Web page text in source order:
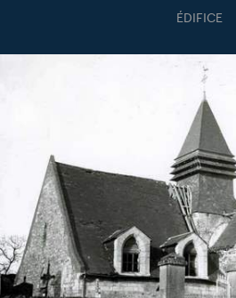
ÉDIFICE